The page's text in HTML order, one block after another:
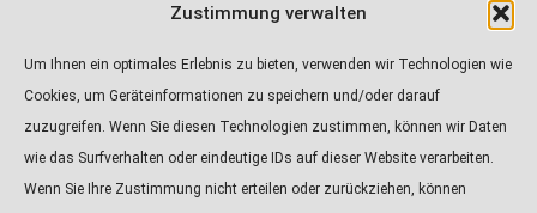
Zustimmung verwalten
Um Ihnen ein optimales Erlebnis zu bieten, verwenden wir Technologien wie
Cookies, um Geräteinformationen zu speichern und/oder darauf
zuzugreifen. Wenn Sie diesen Technologien zustimmen, können wir Daten
wie das Surfverhalten oder eindeutige IDs auf dieser Website verarbeiten.
Wenn Sie Ihre Zustimmung nicht erteilen oder zurückziehen, können
direkt über PayPal:
Achtung! Der Link
führt zur externen
Seite von Paypal.